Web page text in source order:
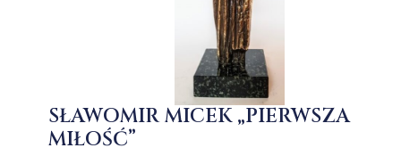
SŁAWOMIR MICEK „PIERWSZA
MIŁOŚĆ”